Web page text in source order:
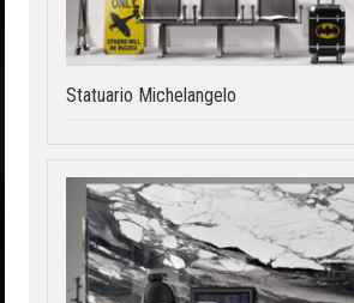
Statuario Michelangelo